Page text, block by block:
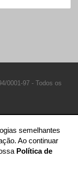
0001-97 - Todos os
semelhantes
Ao continuar
Política de